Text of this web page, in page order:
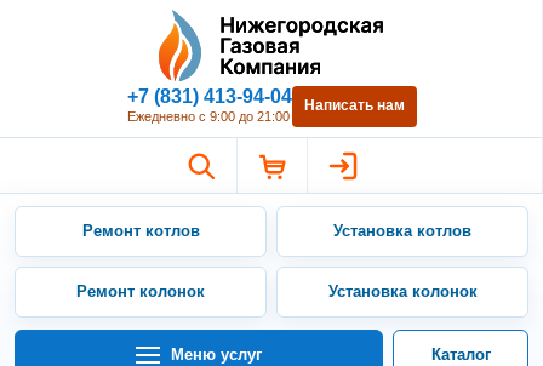
Нижегородская Газовая
+7 (831) 413-94-04
Ежедневно с 9:00 до 21:00
Написать нам
Ремонт котлов Установка котлов
Ремонт колонок Установка колонок
Меню услуг Каталог